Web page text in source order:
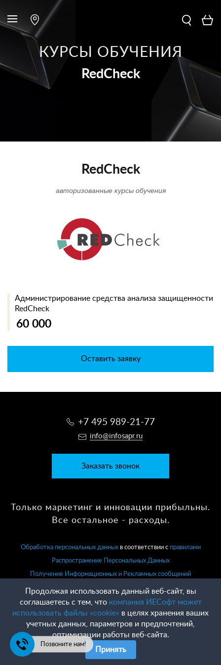
КУРСЫ ОБУЧЕНИЯ
RedCheck
RedCheck
авторизованные курсы обучения
Администрирование средства анализа защищенности
RedCheck
60 000
Оставить заявку
+7 495 989-21-77
info@infosapr.ru
Заказать звонок
Только маркетинг и инновации прибыльны.
Все остальное - расходы.
Обработка персональных данныхв соответствии с правилами
Распространение Персональных Данных
Получение Информационных и Рекламных сообщений
Продолжая использовать данный веб-сайт, вы
соглашаетесь с тем, что компания ИЕСофт может
использовать файлы «cookie» в целях хранения ваших
учетных данных, параметров и предпочтений,
оптимизации работы веб-сайта.
Принять
Позвоните нам!